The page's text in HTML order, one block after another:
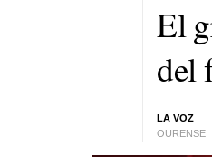
El
del
LA VOZ
OURENSE